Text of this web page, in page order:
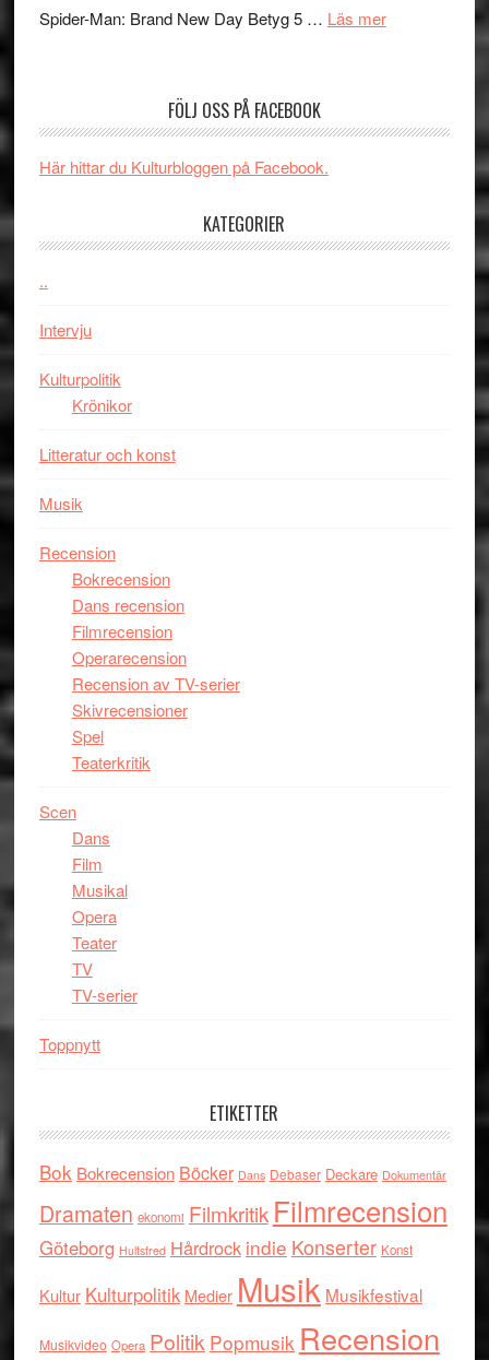
imponerande
i
Spider-Man: Brand New Day Betyg 5 … Läs merom
Filmrecension:
vara
FÖLJ OSS PÅ FACEBOOK
Här hittar du Kulturbloggen på Facebook.
KATEGORIER
..
Intervju
Kulturpolitik
Krönikor
Litteratur och konst
Musik
Recension
Bokrecension
Dans recension
Filmrecension
Operarecension
Recension av TV-serier
Skivrecensioner
Spel
Teaterkritik
Scen
Dans
Film
Musikal
Opera
Teater
TV
TV-serier
Toppnytt
ETIKETTER
Bok Bokrecension Böcker Dans Debaser Deckare Dokumentär
Dramaten ekonomi Filmkritik Filmrecension
Göteborg Hultsfred Hårdrock indie Konserter Konst
Kultur Kulturpolitik Medier Musik Musikfestival
Musikvideo Opera Politik Popmusik Recension